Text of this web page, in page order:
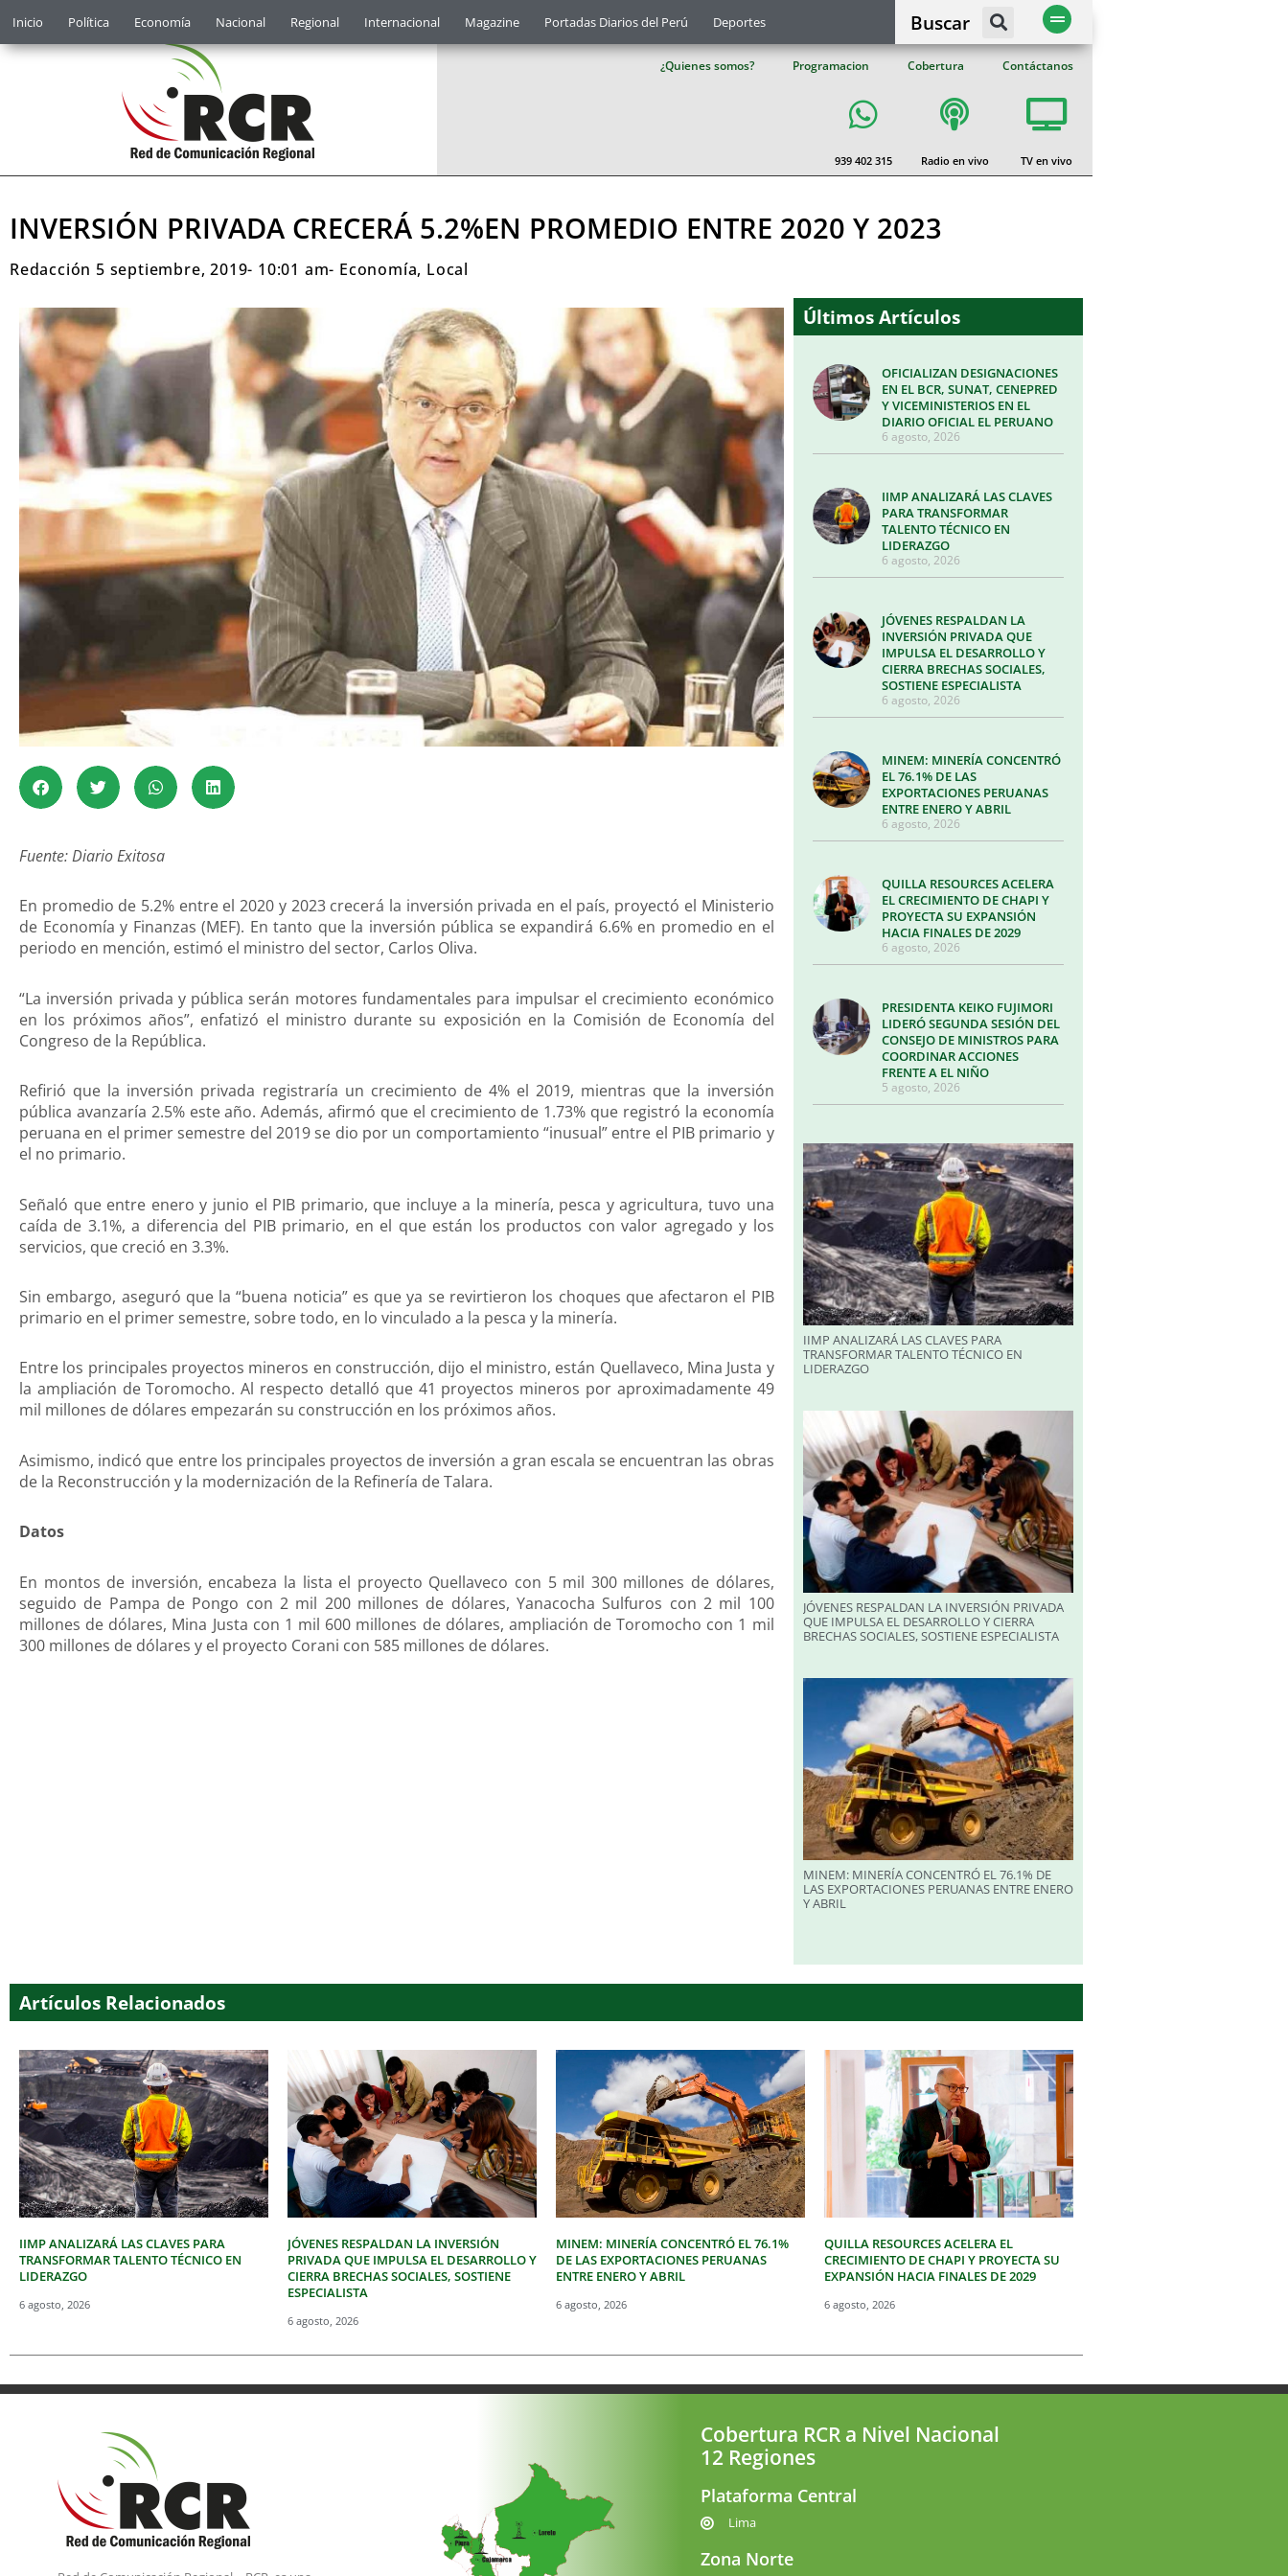
Inicio Política Economía Nacional Regional Internacional Magazine Portadas Diarios del Perú Deportes Buscar
¿Quienes somos? Programacion Cobertura Contáctanos
939 402 315 Radio en vivo TV en vivo
INVERSIÓN PRIVADA CRECERÁ 5.2%EN PROMEDIO ENTRE 2020 Y 2023
Redacción 5 septiembre, 2019- 10:01 am- Economía, Local
Fuente: Diario Exitosa
En promedio de 5.2% entre el 2020 y 2023 crecerá la inversión privada en el país, proyectó el Ministerio
de Economía y Finanzas (MEF). En tanto que la inversión pública se expandirá 6.6% en promedio en el
periodo en mención, estimó el ministro del sector, Carlos Oliva.
“La inversión privada y pública serán motores fundamentales para impulsar el crecimiento económico
en los próximos años”, enfatizó el ministro durante su exposición en la Comisión de Economía del
Congreso de la República.
Refirió que la inversión privada registraría un crecimiento de 4% el 2019, mientras que la inversión
pública avanzaría 2.5% este año. Además, afirmó que el crecimiento de 1.73% que registró la economía
peruana en el primer semestre del 2019 se dio por un comportamiento “inusual” entre el PIB primario y
el no primario.
Señaló que entre enero y junio el PIB primario, que incluye a la minería, pesca y agricultura, tuvo una
caída de 3.1%, a diferencia del PIB primario, en el que están los productos con valor agregado y los
servicios, que creció en 3.3%.
Sin embargo, aseguró que la “buena noticia” es que ya se revirtieron los choques que afectaron el PIB
primario en el primer semestre, sobre todo, en lo vinculado a la pesca y la minería.
Entre los principales proyectos mineros en construcción, dijo el ministro, están Quellaveco, Mina Justa y
la ampliación de Toromocho. Al respecto detalló que 41 proyectos mineros por aproximadamente 49
mil millones de dólares empezarán su construcción en los próximos años.
Asimismo, indicó que entre los principales proyectos de inversión a gran escala se encuentran las obras
de la Reconstrucción y la modernización de la Refinería de Talara.
Datos
En montos de inversión, encabeza la lista el proyecto Quellaveco con 5 mil 300 millones de dólares,
seguido de Pampa de Pongo con 2 mil 200 millones de dólares, Yanacocha Sulfuros con 2 mil 100
millones de dólares, Mina Justa con 1 mil 600 millones de dólares, ampliación de Toromocho con 1 mil
300 millones de dólares y el proyecto Corani con 585 millones de dólares.
Últimos Artículos
OFICIALIZAN DESIGNACIONES
EN EL BCR, SUNAT, CENEPRED
Y VICEMINISTERIOS EN EL
DIARIO OFICIAL EL PERUANO
6 agosto, 2026
IIMP ANALIZARÁ LAS CLAVES
PARA TRANSFORMAR
TALENTO TÉCNICO EN
LIDERAZGO
6 agosto, 2026
JÓVENES RESPALDAN LA
INVERSIÓN PRIVADA QUE
IMPULSA EL DESARROLLO Y
CIERRA BRECHAS SOCIALES,
SOSTIENE ESPECIALISTA
6 agosto, 2026
MINEM: MINERÍA CONCENTRÓ
EL 76.1% DE LAS
EXPORTACIONES PERUANAS
ENTRE ENERO Y ABRIL
6 agosto, 2026
QUILLA RESOURCES ACELERA
EL CRECIMIENTO DE CHAPI Y
PROYECTA SU EXPANSIÓN
HACIA FINALES DE 2029
6 agosto, 2026
PRESIDENTA KEIKO FUJIMORI
LIDERÓ SEGUNDA SESIÓN DEL
CONSEJO DE MINISTROS PARA
COORDINAR ACCIONES
FRENTE A EL NIÑO
5 agosto, 2026
IIMP ANALIZARÁ LAS CLAVES PARA
TRANSFORMAR TALENTO TÉCNICO EN
LIDERAZGO
JÓVENES RESPALDAN LA INVERSIÓN PRIVADA
QUE IMPULSA EL DESARROLLO Y CIERRA
BRECHAS SOCIALES, SOSTIENE ESPECIALISTA
MINEM: MINERÍA CONCENTRÓ EL 76.1% DE
LAS EXPORTACIONES PERUANAS ENTRE ENERO
Y ABRIL
Artículos Relacionados
IIMP ANALIZARÁ LAS CLAVES PARA
TRANSFORMAR TALENTO TÉCNICO EN
LIDERAZGO
6 agosto, 2026
JÓVENES RESPALDAN LA INVERSIÓN
PRIVADA QUE IMPULSA EL DESARROLLO Y
CIERRA BRECHAS SOCIALES, SOSTIENE
ESPECIALISTA
6 agosto, 2026
MINEM: MINERÍA CONCENTRÓ EL 76.1%
DE LAS EXPORTACIONES PERUANAS
ENTRE ENERO Y ABRIL
6 agosto, 2026
QUILLA RESOURCES ACELERA EL
CRECIMIENTO DE CHAPI Y PROYECTA SU
EXPANSIÓN HACIA FINALES DE 2029
6 agosto, 2026
Cobertura RCR a Nivel Nacional
12 Regiones
Plataforma Central
Lima
Zona Norte